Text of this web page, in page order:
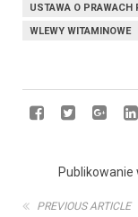
USTAWA O PRAWACH
WLEWY WITAMINOWE
Publikowanie
PREVIOUS ARTICLE